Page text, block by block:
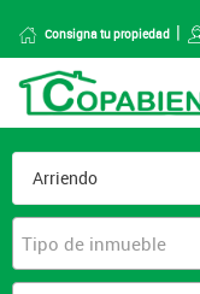
Consigna tu propiedad
Tipo de inmueble